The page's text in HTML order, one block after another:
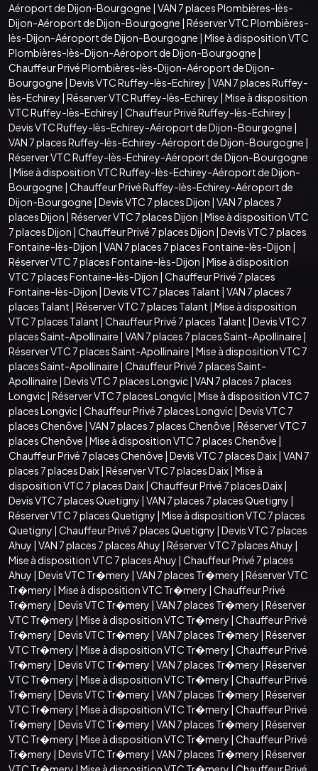
Aéroport de Dijon-Bourgogne | VAN 7 places Plombières-lès-
Dijon-Aéroport de Dijon-Bourgogne | Réserver VTC Plombières-
lès-Dijon-Aéroport de Dijon-Bourgogne | Mise à disposition VTC
Plombières-lès-Dijon-Aéroport de Dijon-Bourgogne |
Chauffeur Privé Plombières-lès-Dijon-Aéroport de Dijon-
Bourgogne | Devis VTC Ruffey-lès-Echirey | VAN 7 places Ruffey-
lès-Echirey | Réserver VTC Ruffey-lès-Echirey | Mise à disposition
VTC Ruffey-lès-Echirey | Chauffeur Privé Ruffey-lès-Echirey |
Devis VTC Ruffey-lès-Echirey-Aéroport de Dijon-Bourgogne |
VAN 7 places Ruffey-lès-Echirey-Aéroport de Dijon-Bourgogne |
Réserver VTC Ruffey-lès-Echirey-Aéroport de Dijon-Bourgogne
| Mise à disposition VTC Ruffey-lès-Echirey-Aéroport de Dijon-
Bourgogne | Chauffeur Privé Ruffey-lès-Echirey-Aéroport de
Dijon-Bourgogne | Devis VTC 7 places Dijon | VAN 7 places 7
places Dijon | Réserver VTC 7 places Dijon | Mise à disposition VTC
7 places Dijon | Chauffeur Privé 7 places Dijon | Devis VTC 7 places
Fontaine-lès-Dijon | VAN 7 places 7 places Fontaine-lès-Dijon |
Réserver VTC 7 places Fontaine-lès-Dijon | Mise à disposition
VTC 7 places Fontaine-lès-Dijon | Chauffeur Privé 7 places
Fontaine-lès-Dijon | Devis VTC 7 places Talant | VAN 7 places 7
places Talant | Réserver VTC 7 places Talant | Mise à disposition
VTC 7 places Talant | Chauffeur Privé 7 places Talant | Devis VTC 7
places Saint-Apollinaire | VAN 7 places 7 places Saint-Apollinaire |
Réserver VTC 7 places Saint-Apollinaire | Mise à disposition VTC 7
places Saint-Apollinaire | Chauffeur Privé 7 places Saint-
Apollinaire | Devis VTC 7 places Longvic| VAN 7 places 7 places
Longvic| Réserver VTC 7 places Longvic| Mise à disposition VTC 7
places Longvic| Chauffeur Privé 7 places Longvic| Devis VTC 7
places Chenôve | VAN 7 places 7 places Chenôve | Réserver VTC 7
places Chenôve | Mise à disposition VTC 7 places Chenôve |
Chauffeur Privé 7 places Chenôve | Devis VTC 7 places Daix| VAN 7
places 7 places Daix| Réserver VTC 7 places Daix| Mise à
disposition VTC 7 places Daix| Chauffeur Privé 7 places Daix|
Devis VTC 7 places Quetigny | VAN 7 places 7 places Quetigny |
Réserver VTC 7 places Quetigny | Mise à disposition VTC 7 places
Quetigny | Chauffeur Privé 7 places Quetigny | Devis VTC 7 places
Ahuy | VAN 7 places 7 places Ahuy | Réserver VTC 7 places Ahuy |
Mise à disposition VTC 7 places Ahuy | Chauffeur Privé 7 places
Ahuy | Devis VTC Tr�mery | VAN 7 places Tr�mery | Réserver VTC
Tr�mery | Mise à disposition VTC Tr�mery | Chauffeur Privé
Tr�mery | Devis VTC Tr�mery | VAN 7 places Tr�mery | Réserver
VTC Tr�mery | Mise à disposition VTC Tr�mery | Chauffeur Privé
Tr�mery | Devis VTC Tr�mery | VAN 7 places Tr�mery | Réserver
VTC Tr�mery | Mise à disposition VTC Tr�mery | Chauffeur Privé
Tr�mery | Devis VTC Tr�mery | VAN 7 places Tr�mery | Réserver
VTC Tr�mery | Mise à disposition VTC Tr�mery | Chauffeur Privé
Tr�mery | Devis VTC Tr�mery | VAN 7 places Tr�mery | Réserver
VTC Tr�mery | Mise à disposition VTC Tr�mery | Chauffeur Privé
Tr�mery | Devis VTC Tr�mery | VAN 7 places Tr�mery | Réserver
VTC Tr�mery | Mise à disposition VTC Tr�mery | Chauffeur Privé
Tr�mery | Devis VTC Tr�mery | VAN 7 places Tr�mery | Réserver